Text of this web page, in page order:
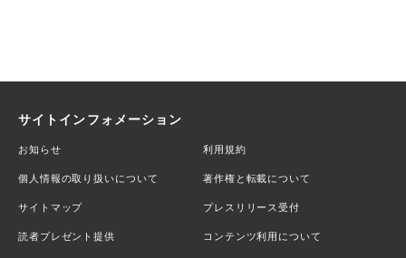
サイトインフォメーション
お知らせ 利用規約
個人情報の取り扱いについて 著作権と転載について
サイトマップ プレスリリース受付
読者プレゼント提供 コンテンツ利用について